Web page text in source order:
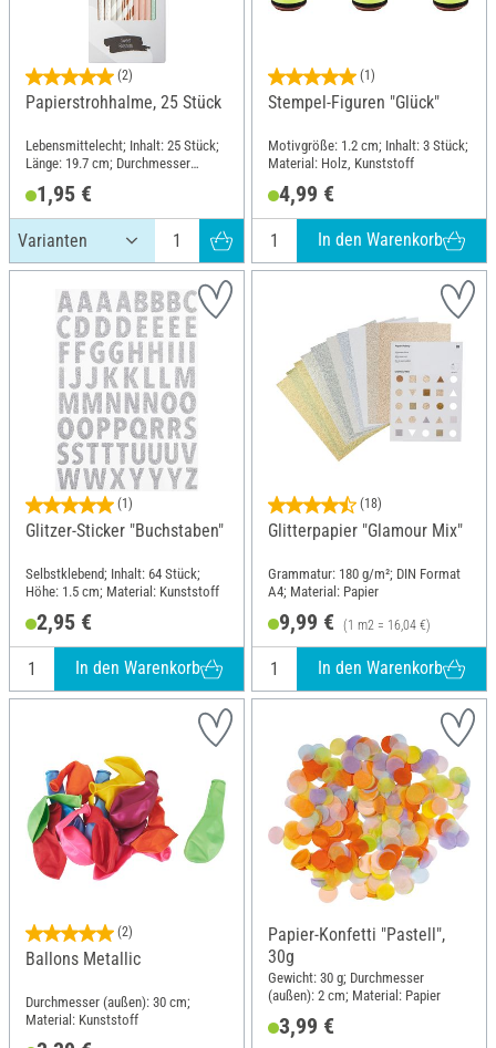
(2)
Papierstrohhalme, 25 Stück
Lebensmittelecht; Inhalt: 25 Stück;
Länge: 19.7 cm; Durchmesser
1,95 €
(1)
Stempel-Figuren "Glück"
Motivgröße: 1.2 cm; Inhalt: 3 Stück;
Material: Holz, Kunststoff
4,99 €
In den Warenkorb
(1)
Glitzer-Sticker "Buchstaben"
Selbstklebend; Inhalt: 64 Stück;
Höhe: 1.5 cm; Material: Kunststoff
2,95 €
In den Warenkorb
(18)
Glitterpapier "Glamour Mix"
Grammatur: 180 g/m²; DIN Format
A4; Material: Papier
9,99 € (1 m2 = 16,04 €)
In den Warenkorb
(2)
Ballons Metallic
Durchmesser (außen): 30 cm;
Material: Kunststoff
Papier-Konfetti "Pastell",
30g
Gewicht: 30 g; Durchmesser
(außen): 2 cm; Material: Papier
3,99 €